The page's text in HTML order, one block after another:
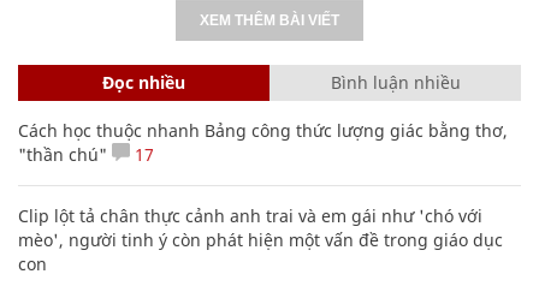
XEM THÊM BÀI VIẾT
Đọc nhiều Bình luận nhiều
Cách học thuộc nhanh Bảng công thức lượng giác bằng thơ,
"thần chú"
17
Clip lột tả chân thực cảnh anh trai và em gái như 'chó với
mèo', người tinh ý còn phát hiện một vấn đề trong giáo dục
con